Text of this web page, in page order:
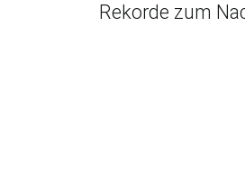
Rekorde zum